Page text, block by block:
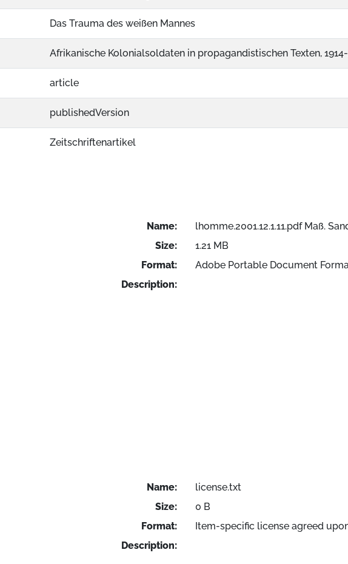
Das Trauma des weißen Mannes
Afrikanische Kolonialsoldaten in propagandistischen Texten, 1914-
article
publishedVersion
Zeitschriftenartikel
Name:
lhomme.2001.12.1.11.pdf Maß.
Size:
1.21 MB
Format:
Adobe Portable Document
Description:
Name:
license.txt
Size:
0 B
Format:
Item-specific license agreed
Description: